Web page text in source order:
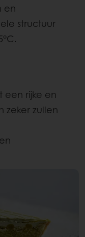
en
structuur
een rijke en
zeker zullen